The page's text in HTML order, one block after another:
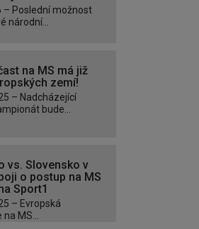
– Poslední možnost
národní...
na MS má již
zemí!
– Nadcházející
bude...
vs. Slovensko v
o postup na MS
Sport1
– Evropská
MS...